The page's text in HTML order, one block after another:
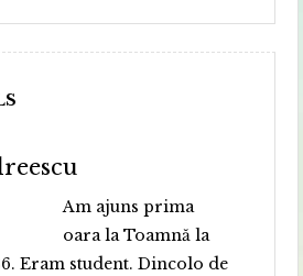
Am ajuns prima
oara la Toamnă la
Eram student. Dincolo de